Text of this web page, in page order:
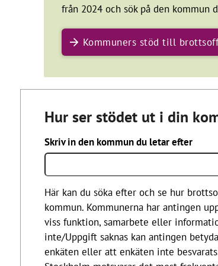
telefonsamtal och e-post. Det finns
aktörer samt aktörer i civilsamhället
Riktat stöd och insatser får brottsoffer
på lokal nivå. Det är främst
brottsofferjourer och kvinno- och
till brottsoffer. Kommuner kan genom
enbart finns en aktör i kommunen som
Brottsofferområdet och det
utvärderas inte i tillräcklig omfattning.
på brister, att bristerna funnits under
finns ett flertal exempel:
Polisen uppfyller inte sin
tillräckligt bra ur ett
(Riksrevisionen 2021).
från 2024 och sök på den kommun
Kommuners stöd till
Hur ser stödet ut i din
Skriv in den kommun du letar efter
Här kan du söka efter och se hur
kommun. Kommunerna har antingen
viss funktion, samarbete eller
inte/Uppgift saknas kan antingen
enkäten eller att enkäten inte